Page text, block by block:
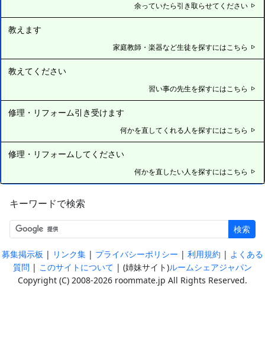
余っていたら引き取らせてください
教えます
家庭教師・楽器など生徒を探すにはこちら
教えてください
習い事の先生を探すにはこちら
修理・リフォーム引き受けます
何かを直してくれる人を探すにはこちら
修理・リフォームしてください
何かを直したい人を探すにはこちら
キーワードで検索
検索
募集掲示板 | リンク集 | プライバシーポリシー | 利用規約 | よくある
質問 | このサイトについて | (姉妹サイト)ルームシェアジャパン
Copyright (C) 2008-2026 roommate.jp All Rights Reserved.